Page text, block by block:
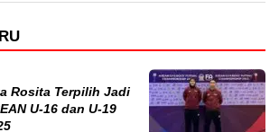
Rosita Terpilih Jadi
U-16 dan U-19